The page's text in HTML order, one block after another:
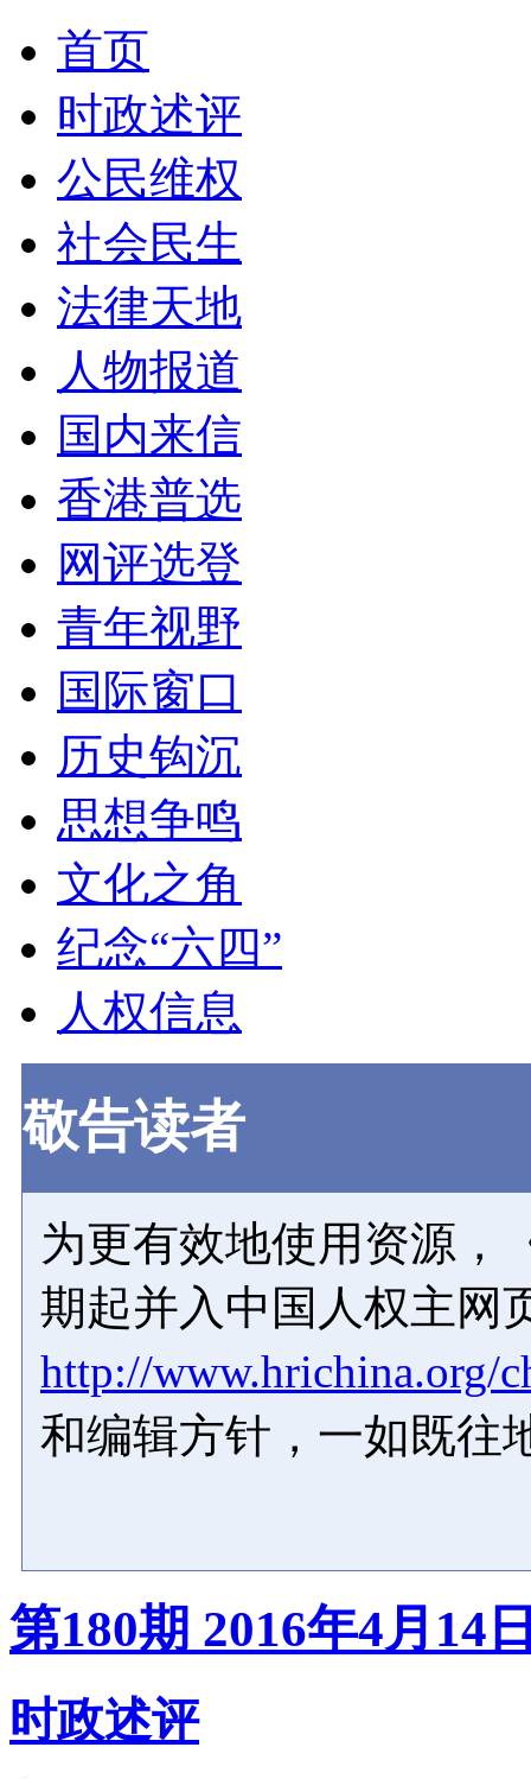
首页
时政述评
公民维权
社会民生
法律天地
人物报道
国内来信
香港普选
网评选登
青年视野
国际窗口
历史钩沉
思想争鸣
文化之角
纪念“六四”
人权信息
敬告读者
为更有效地使用资源，
期起并入中国人权主网
http://www.hrichina.org/
和编辑方针，一如既往
第180期 2016年4月14
时政述评